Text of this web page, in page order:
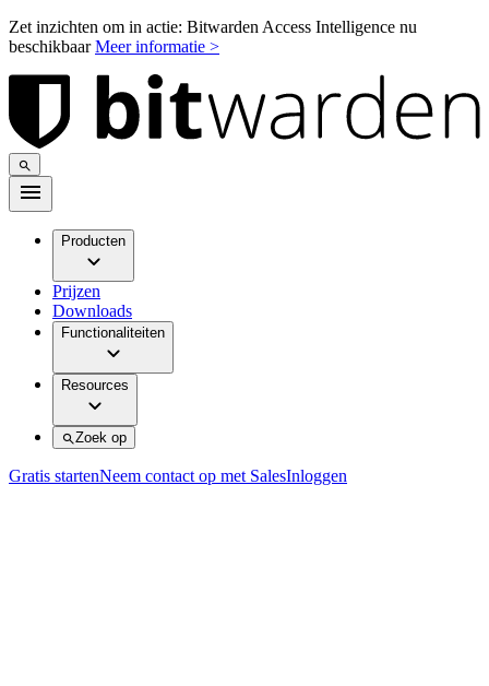
Zet inzichten om in actie: Bitwarden Access Intelligence nu
beschikbaarMeer informatie >
Producten
Prijzen
Downloads
Functionaliteiten
Resources
Zoek op
Gratis startenNeem contact op met SalesInloggen